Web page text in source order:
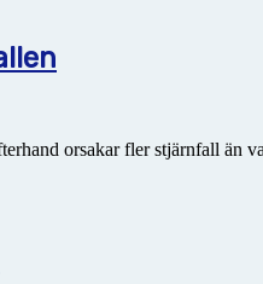
orsakar fler stjärnfall än